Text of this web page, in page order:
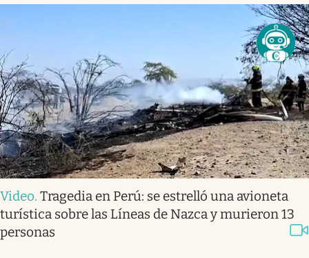
Video. Tragedia en Perú: se estrelló una avioneta
turística sobre las Líneas de Nazca y murieron 13
personas